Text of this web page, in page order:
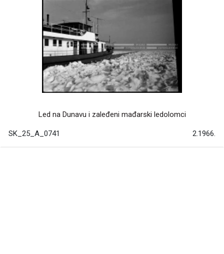
Led na Dunavu i zaleđeni mađarski ledolomci
SK_25_A_0741 2.1966.